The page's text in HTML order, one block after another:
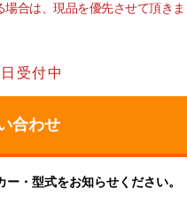
合は、現品を優先させて頂きま
日受付中
・型式をお知らせください。